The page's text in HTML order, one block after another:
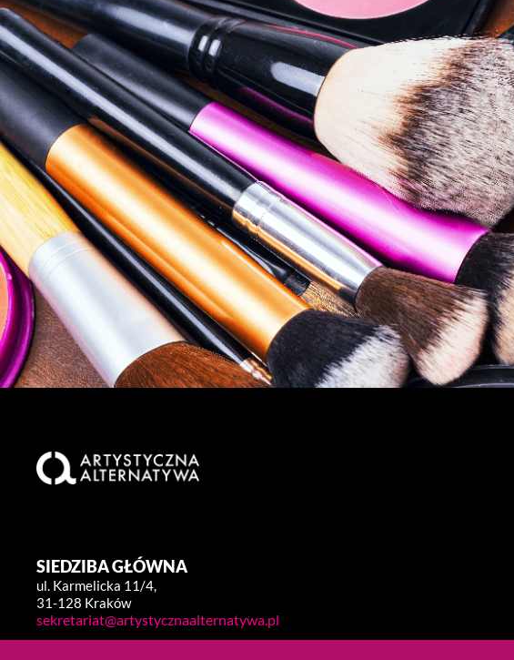
SIEDZIBA GŁÓWNA
ul. Karmelicka 11/4,
31-128 Kraków
sekretariat@artystycznaalternatywa.pl